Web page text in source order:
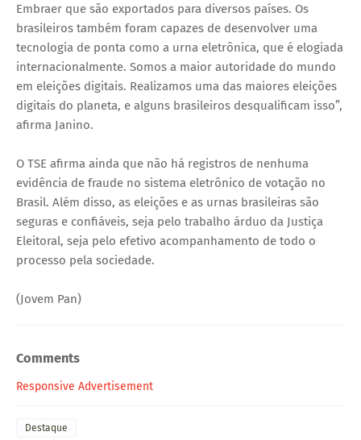
Embraer que são exportados para diversos países. Os
brasileiros também foram capazes de desenvolver uma
tecnologia de ponta como a urna eletrônica, que é elogiada
internacionalmente. Somos a maior autoridade do mundo
em eleições digitais. Realizamos uma das maiores eleições
digitais do planeta, e alguns brasileiros desqualificam isso”,
afirma Janino.
O TSE afirma ainda que não há registros de nenhuma
evidência de fraude no sistema eletrônico de votação no
Brasil. Além disso, as eleições e as urnas brasileiras são
seguras e confiáveis, seja pelo trabalho árduo da Justiça
Eleitoral, seja pelo efetivo acompanhamento de todo o
processo pela sociedade.
(Jovem Pan)
Comments
Responsive Advertisement
Destaque